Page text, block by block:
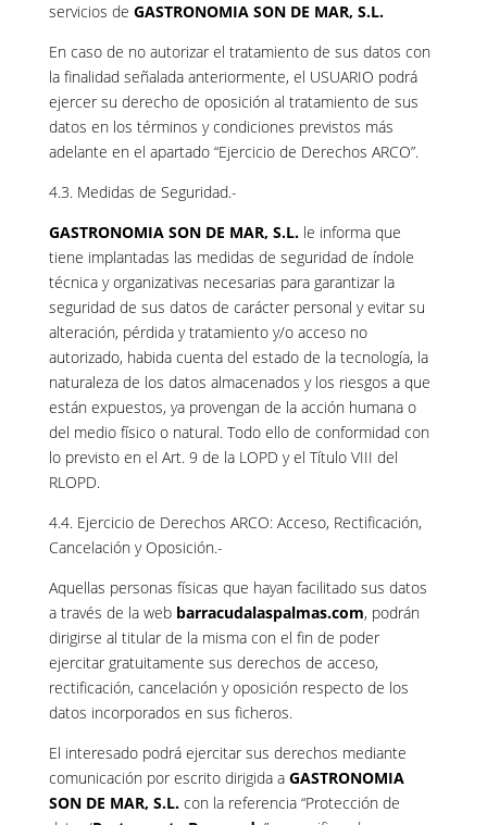
servicios de GASTRONOMIA SON DE MAR, S.L.
En caso de no autorizar el tratamiento de sus datos con
la finalidad señalada anteriormente, el USUARIO podrá
ejercer su derecho de oposición al tratamiento de sus
datos en los términos y condiciones previstos más
adelante en el apartado “Ejercicio de Derechos ARCO”.
4.3. Medidas de Seguridad.-
GASTRONOMIA SON DE MAR, S.L.le informa que
tiene implantadas las medidas de seguridad de índole
técnica y organizativas necesarias para garantizar la
seguridad de sus datos de carácter personal y evitar su
alteración, pérdida y tratamiento y/o acceso no
autorizado, habida cuenta del estado de la tecnología, la
naturaleza de los datos almacenados y los riesgos a que
están expuestos, ya provengan de la acción humana o
del medio físico o natural. Todo ello de conformidad con
lo previsto en el Art. 9 de la LOPD y el Título VIII del
RLOPD.
4.4. Ejercicio de Derechos ARCO: Acceso, Rectificación,
Cancelación y Oposición.-
Aquellas personas físicas que hayan facilitado sus datos
a través de la web barracudalaspalmas.com, podrán
dirigirse al titular de la misma con el fin de poder
ejercitar gratuitamente sus derechos de acceso,
rectificación, cancelación y oposición respecto de los
datos incorporados en sus ficheros.
El interesado podrá ejercitar sus derechos mediante
comunicación por escrito dirigida a GASTRONOMIA
SON DE MAR, S.L.con la referencia “Protección de